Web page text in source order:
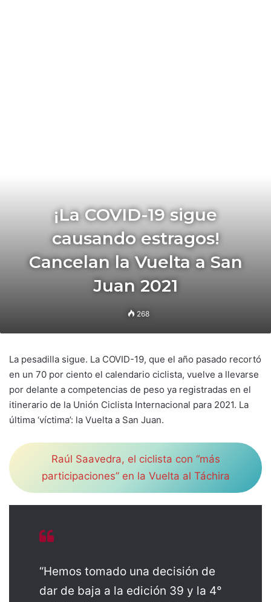
¡La COVID-19 sigue
causando estragos!
Cancelan la Vuelta a San
Juan 2021
268
La pesadilla sigue. La COVID-19, que el año pasado recortó
en un 70 por ciento el calendario ciclista, vuelve a llevarse
por delante a competencias de peso ya registradas en el
itinerario de la Unión Ciclista Internacional para 2021. La
última ‘víctima’: la Vuelta a San Juan.
Raúl Saavedra, el ciclista con “más
participaciones” en la Vuelta al Táchira
“Hemos tomado una decisión de
dar de baja a la edición 39 y la 4°